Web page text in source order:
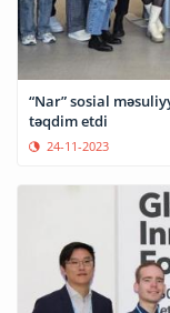
“Nar” sosial
təqdim etdi
24-11-2023